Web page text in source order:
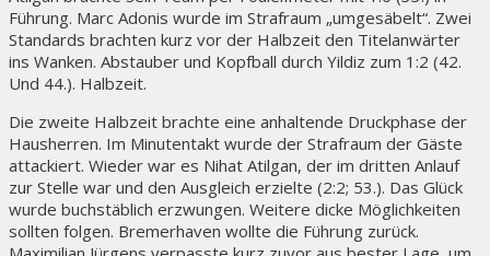
Führung. Marc Adonis wurde im Strafraum „umgesäbelt“. Zwei
Standards brachten kurz vor der Halbzeit den Titelanwärter
ins Wanken. Abstauber und Kopfball durch Yildiz zum 1:2 (42.
Und 44.). Halbzeit.
Die zweite Halbzeit brachte eine anhaltende Druckphase der
Hausherren. Im Minutentakt wurde der Strafraum der Gäste
attackiert. Wieder war es Nihat Atilgan, der im dritten Anlauf
zur Stelle war und den Ausgleich erzielte (2:2; 53.). Das Glück
wurde buchstäblich erzwungen. Weitere dicke Möglichkeiten
sollten folgen. Bremerhaven wollte die Führung zurück.